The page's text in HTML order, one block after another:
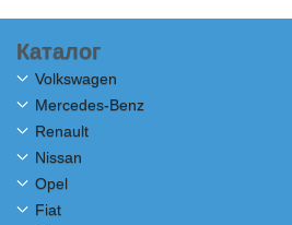
Каталог
Volkswagen
Mercedes-Benz
Renault
Nissan
Opel
Fiat